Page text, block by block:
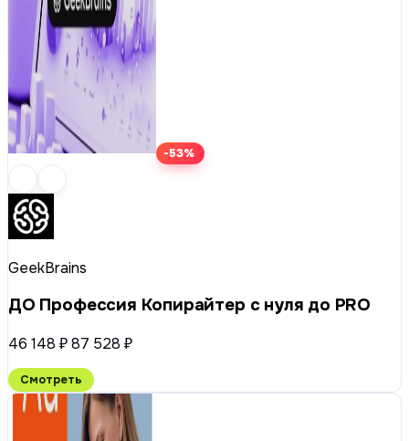
-53%
GeekBrains
ДО Профессия Копирайтер с нуля до PRO
46 148 ₽87 528 ₽
Смотреть